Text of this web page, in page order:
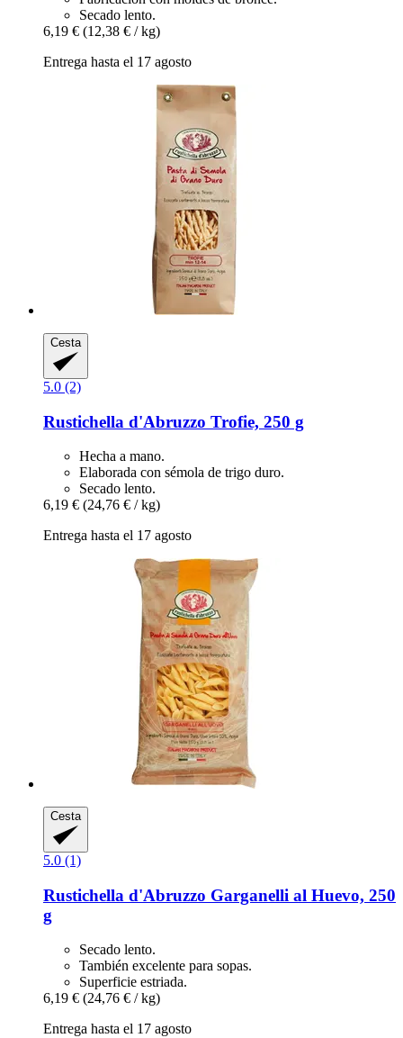
Secado lento.
6,19 € (12,38 € / kg)
Entrega hasta el 17 agosto
Cesta
5.0 (2)
Rustichella d'Abruzzo Trofie, 250 g
Hecha a mano.
Elaborada con sémola de trigo duro.
Secado lento.
6,19 € (24,76 € / kg)
Entrega hasta el 17 agosto
Cesta
5.0 (1)
Rustichella d'Abruzzo Garganelli al Huevo, 250
g
Secado lento.
También excelente para sopas.
Superficie estriada.
6,19 € (24,76 € / kg)
Entrega hasta el 17 agosto